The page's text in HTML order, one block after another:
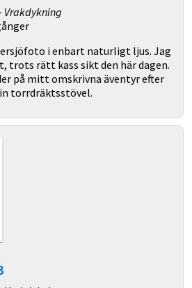
Vrakdykning
i enbart naturligt ljus. Jag
trots rätt kass sikt den här dagen.
på mitt omskrivna äventyr efter
torrdräktsstövel.